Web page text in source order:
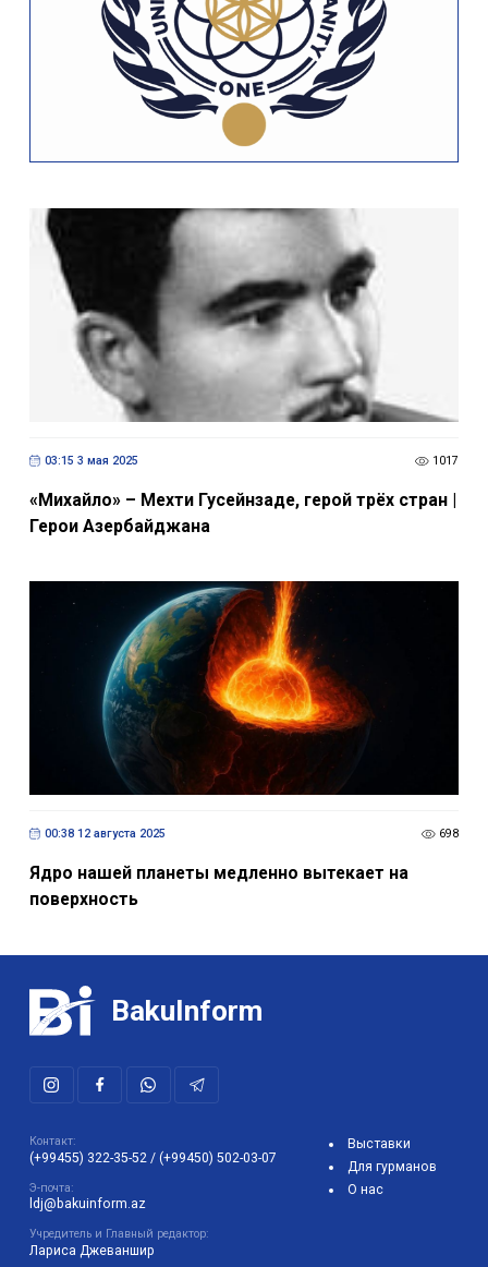
03:15 3 мая 2025 1017
«Михайло» – Мехти Гусейнзаде, герой трëх стран |
Герои Азербайджана
00:38 12 августа 2025 698
Ядро нашей планеты медленно вытекает на
поверхность
BakuInform
Контакт:
(+99455) 322-35-52 / (+99450) 502-03-07
Э-почта:
ldj@bakuinform.az
Учредитель и Главный редактор:
Лариса Джеваншир
Выставки
Для гурманов
О нас